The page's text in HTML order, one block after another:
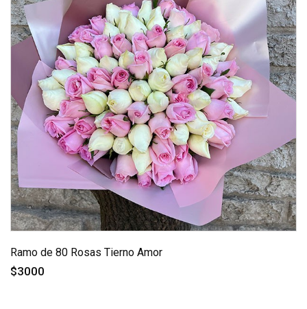
Ramo de 80 Rosas Tierno Amor
$3000